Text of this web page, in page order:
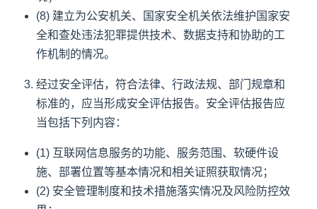
(8) 建立为公安机关、国家安全机关依法维护国家安
全和查处违法犯罪提供技术、数据支持和协助的工
作机制的情况。
经过安全评估，符合法律、行政法规、部门规章和
标准的，应当形成安全评估报告。安全评估报告应
当包括下列内容：
(1) 互联网信息服务的功能、服务范围、软硬件设
施、部署位置等基本情况和相关证照获取情况；
(2) 安全管理制度和技术措施落实情况及风险防控效